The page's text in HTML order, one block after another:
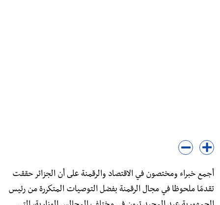
أجمع خبراء ومختصون في الاقتصاد والرقمنة على أن الجزائر حققت
تقدمًا ملحوظا في مجال الرقمنة بفضل التوصيات المتكررة من رئيس